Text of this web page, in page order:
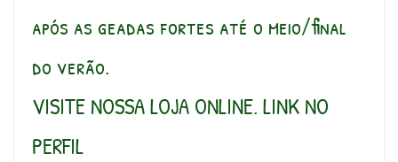
após as geadas fortes até o meio/final
do verão.
VISITE NOSSA LOJA ONLINE. LINK NO
PERFIL